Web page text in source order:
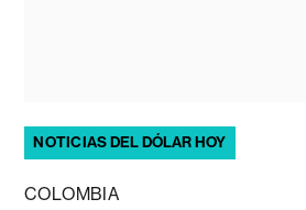
NOTICIAS DEL DÓLAR HOY
COLOMBIA